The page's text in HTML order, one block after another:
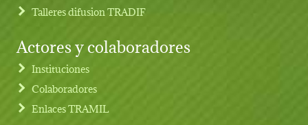
Talleres difusion TRADIF
Actores y colaboradores
Instituciones
Colaboradores
Enlaces TRAMIL